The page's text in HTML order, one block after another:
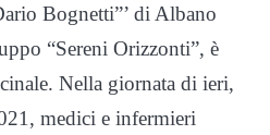
Bognetti”’ di Albano
“Sereni Orizzonti”, è
Nella giornata di ieri,
medici e infermieri